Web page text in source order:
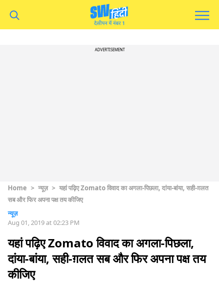
ADVERTISEMENT
Home > न्यूज़ > यहां पढ़िए Zomato विवाद का अगला-पिछला, दांया-बांया, सही-ग़लत
सब और फिर अपना पक्ष तय कीजिए
न्यूज़
Aug 01, 2019 at 02:23 PM
यहां पढ़िए Zomato विवाद का अगला-पिछला,
दांया-बांया, सही-ग़लत सब और फिर अपना पक्ष तय
कीजिए